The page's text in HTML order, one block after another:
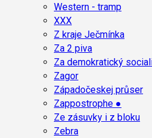
Western - tramp
XXX
Z kraje Ječmínka
Za 2 piva
Za demokratický
Zagor
Západočeskej průser
Zappostrophe ●
Ze zásuvky i z bloku
Zebra